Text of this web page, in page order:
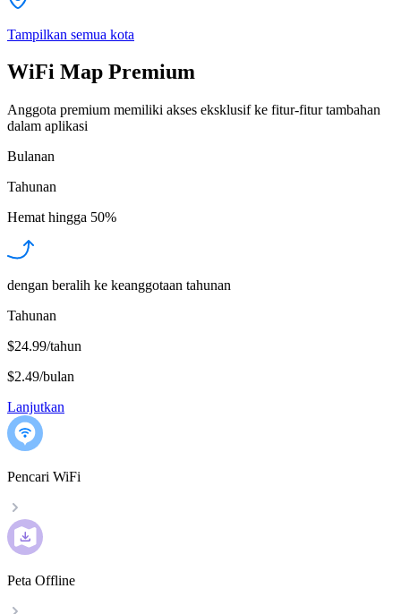
Tampilkan semua kota
WiFi Map Premium
Anggota premium memiliki akses eksklusif ke fitur-fitur tambahan
dalam aplikasi
Bulanan
Tahunan
Hemat hingga 50%
dengan beralih ke keanggotaan tahunan
Tahunan
$24.99/tahun
$2.49/bulan
Lanjutkan
Pencari WiFi
Peta Offline